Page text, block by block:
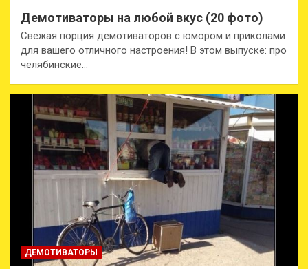
Демотиваторы на любой вкус (20 фото)
Свежая порция демотиваторов с юмором и приколами
для вашего отличного настроения! В этом выпуске: про
челябинские…
ДЕМОТИВАТОРЫ